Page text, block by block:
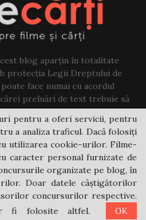
blog aparțin în totalitate
protecția Legii Dreptului de
face numai cu acordul
preluări de text trebuie să
către acest blog.
carti.ro
pentru a oferi servicii, pentru
a analiza traficul. Dacă folosiți
utilizarea cookie-urilor. Filme-
caracter personal furnizate de
organizate pe blog, în
Doar datele câștigătorilor
concursurilor respective.
fi folosite altfel.
OK